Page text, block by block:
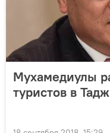
Мухамедиулы
туристов в